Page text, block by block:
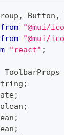
, Button ,
from
"@mui/
from
"@mui/
"react" ;
ToolbarProps
;
;
;
;
;